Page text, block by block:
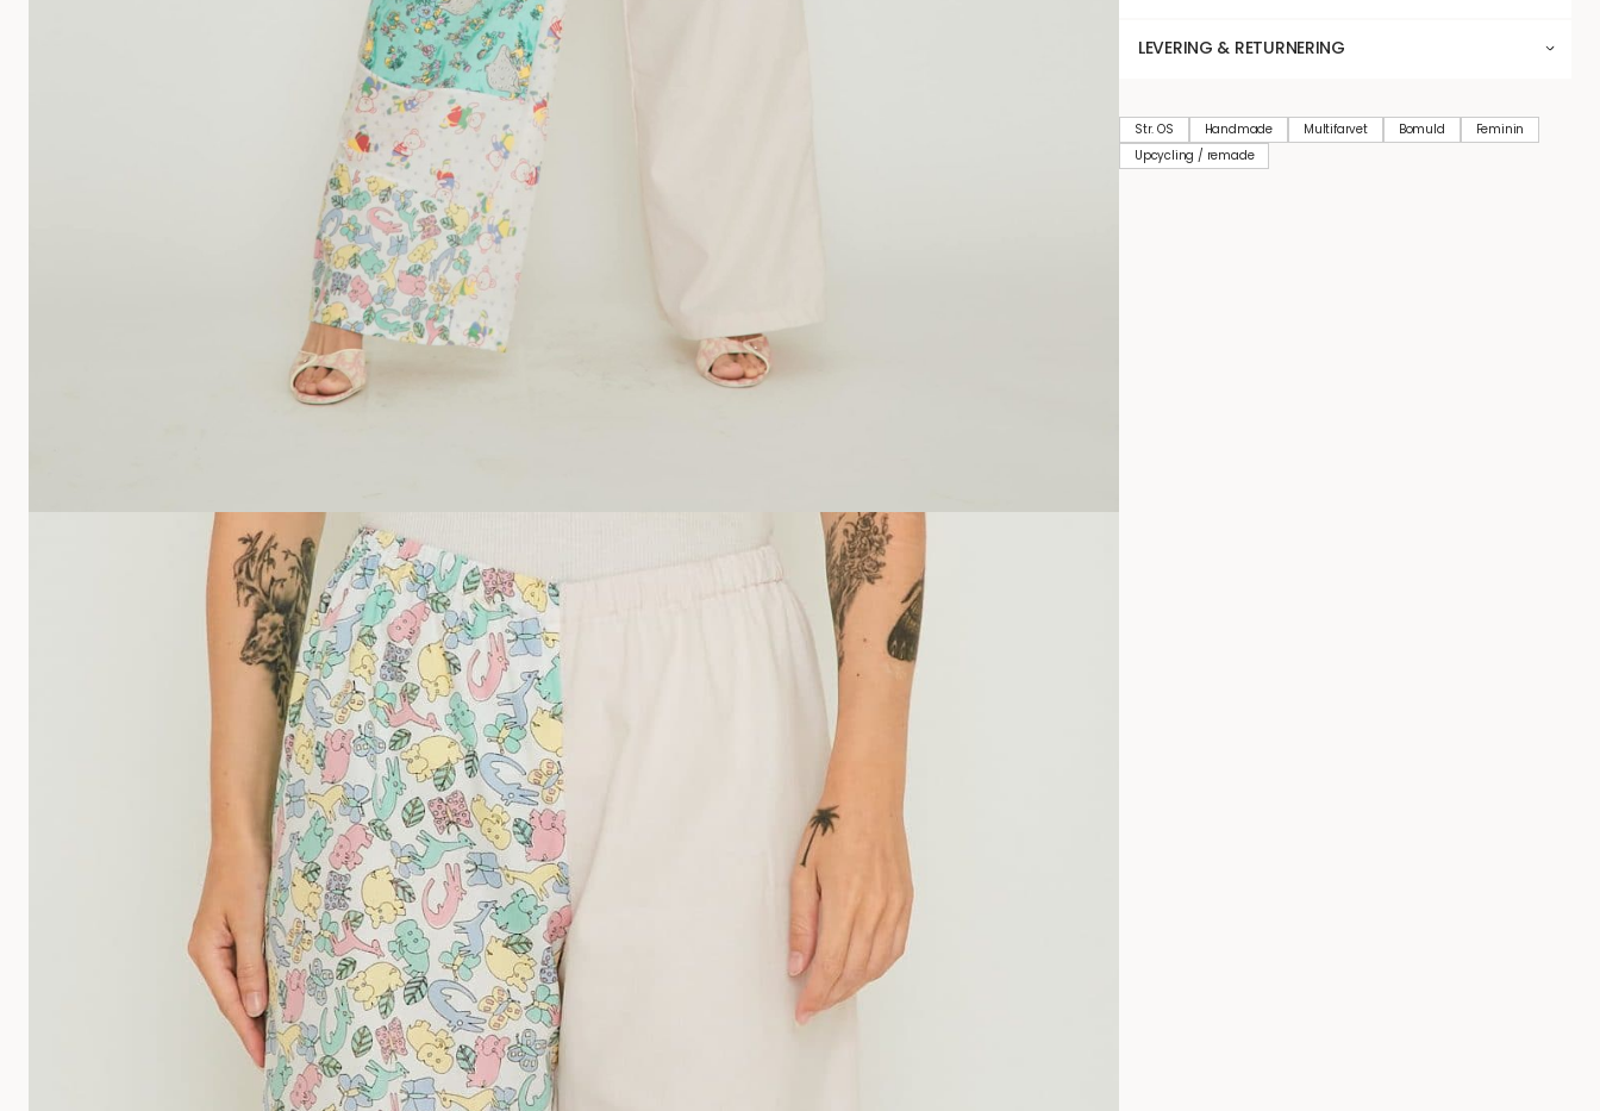
LEVERING & RETURNERING
Str. OS Handmade Multifarvet Bomuld
Feminin
Upcycling / remade